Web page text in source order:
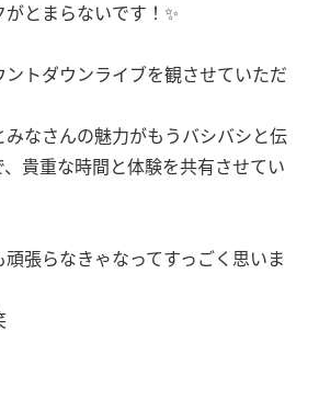
とまらないです！✨
トダウンライブを観させていただ
なさんの魅力がもうバシバシと伝
貴重な時間と体験を共有させてい
張らなきゃなってすっごく思いま